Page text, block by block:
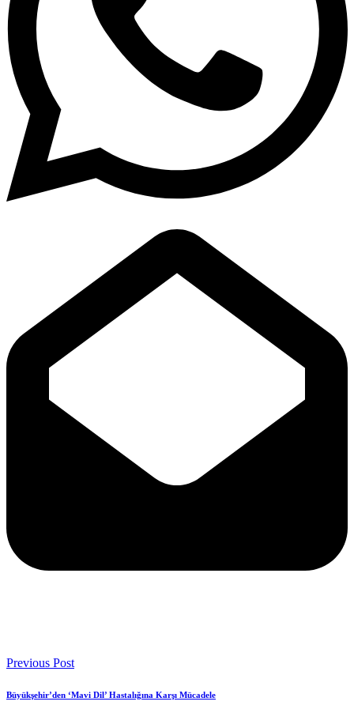
Previous Post
Büyükşehir’den ‘Mavi Dil’ Hastalığına Karşı Mücadele